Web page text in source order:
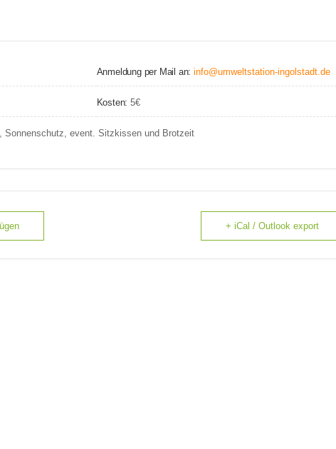
Anmeldung per Mail an:info@umweltstation-ingolstadt.de
Kosten:5€
Sonnenschutz, event. Sitzkissen und Brotzeit
+ iCal / Outlook export